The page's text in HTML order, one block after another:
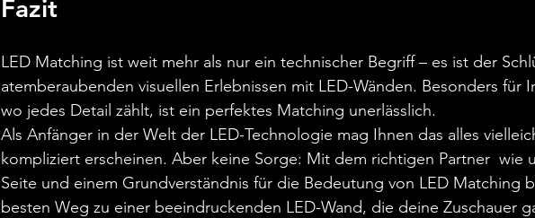
Fazit
LED Matching ist weit mehr als nur ein technischer Begriff – es ist der
atemberaubenden visuellen Erlebnissen mit LED-Wänden. Besonders für
wo jedes Detail zählt, ist ein perfektes Matching unerlässlich.
Als Anfänger in der Welt der LED-Technologie mag Ihnen das alles
kompliziert erscheinen. Aber keine Sorge: Mit dem richtigen Partner  wie
Seite und einem Grundverständnis für die Bedeutung von LED Matching
besten Weg zu einer beeindruckenden LED-Wand, die deine Zuschauer